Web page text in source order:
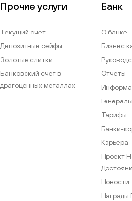
Прочие услуги
Текущий счет
Депозитные сейфы
Золотые слитки
Банковский счет в
драгоценных металлах
Банк
О банке
Бизнес
Отчеты
Тарифы
Банки-
Карьера
Проект
Новости
Награды